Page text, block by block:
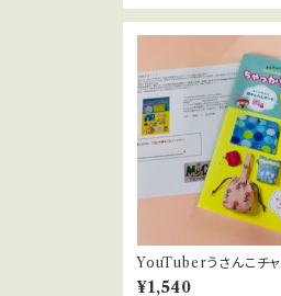
YouTuberうさんこチ
の ”ちゃっかりハンドメ
¥1,540